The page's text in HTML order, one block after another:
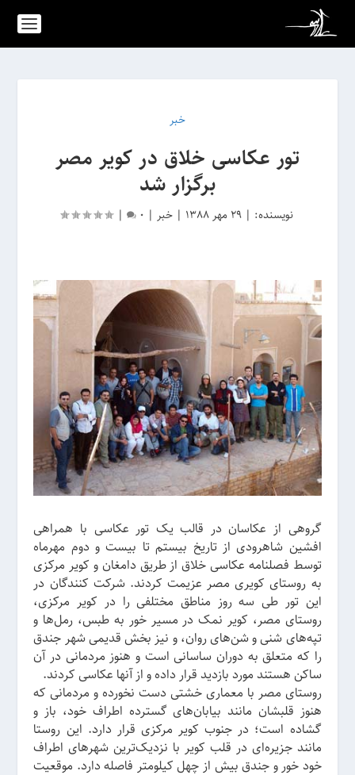
خبر
تور عکاسی خلاق در کویر مصر
برگزار شد
نویسنده: | 29 مهر 1388 | خبر |
0
|
گروهی از عکاسان در قالب یک تور عکاسی با همراهی
افشین شاهرودی از تاریخ بیستم تا بیست و دوم مهرماه
توسط فصلنامه عکاسی خلاق از طریق دامغان و کویر مرکزی
به روستای کویری مصر عزیمت کردند. شرکت کنندگان در
این تور طی سه روز مناطق مختلفی را در کویر مرکزی،
روستای مصر، کویر نمک در مسیر خور به طبس، رمل‌ها و
تپه‌های شنی و شن‌های روان، و نیز بخش قدیمی شهر جندق
را که متعلق به دوران ساسانی است و هنوز مردمانی در آن
ساکن هستند مورد بازدید قرار داده و از آنها عکاسی کردند.
روستای مصر با معماری خشتی دست نخورده و مردمانی که
هنوز قلبشان مانند بیابان‌های گسترده اطراف خود، باز و
گشاده است؛ در جنوب کویر مرکزی قرار دارد. این روستا
مانند جزیره‌ای در قلب کویر با نزدیک‌ترین شهرهای اطراف
خود خور و جندق بیش از چهل کیلومتر فاصله دارد. موقعیت